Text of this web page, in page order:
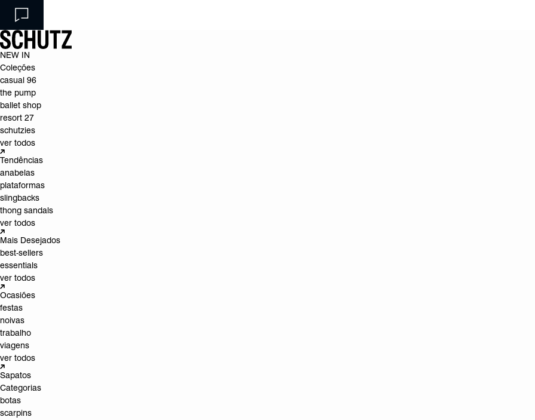
NEW IN
Coleções
casual 96
the pump
ballet shop
resort 27
schutzies
ver todos
Tendências
anabelas
plataformas
slingbacks
thong sandals
ver todos
Mais Desejados
best-sellers
essentials
ver todos
Ocasiões
festas
noivas
trabalho
viagens
ver todos
Sapatos
Categorias
botas
scarpins